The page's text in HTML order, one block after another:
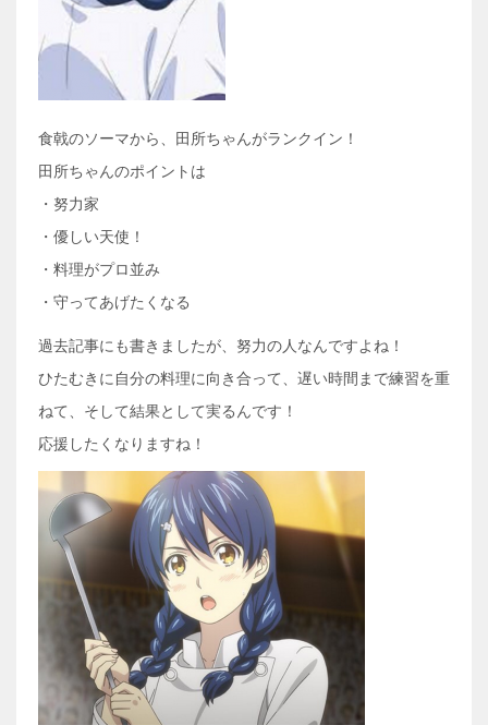
食戟のソーマから、田所ちゃんがランクイン！
田所ちゃんのポイントは
・努力家
・優しい天使！
・料理がプロ並み
・守ってあげたくなる
過去記事にも書きましたが、努力の人なんですよね！
ひたむきに自分の料理に向き合って、遅い時間まで練習を重
ねて、そして結果として実るんです！
応援したくなりますね！